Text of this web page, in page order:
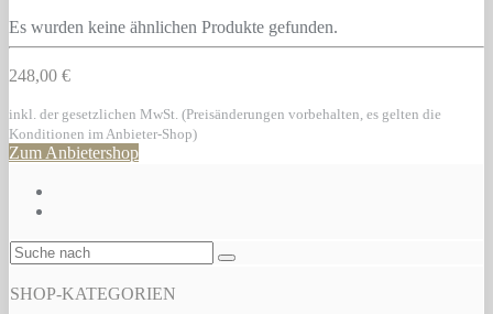
Es wurden keine ähnlichen Produkte gefunden.
248,00 €
inkl. der gesetzlichen MwSt. (Preisänderungen vorbehalten, es gelten die
Konditionen im Anbieter-Shop)
Zum Anbietershop
SHOP-KATEGORIEN